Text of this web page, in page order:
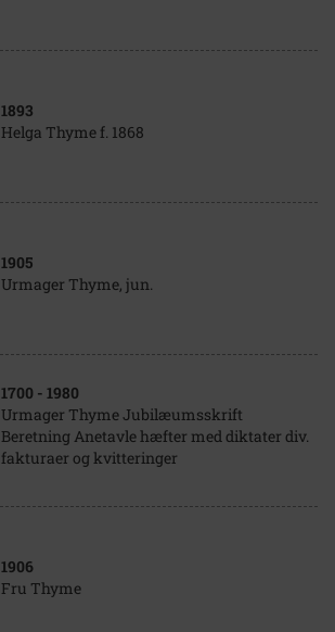
1893
Helga Thyme f. 1868
1905
Urmager Thyme, jun.
1700 - 1980
Urmager Thyme Jubilæumsskrift
Beretning Anetavle hæfter med diktater div.
fakturaer og kvitteringer
1906
Fru Thyme